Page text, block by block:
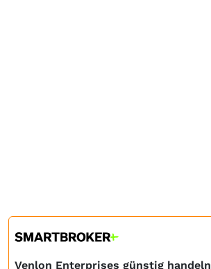
Venlon Enterprises günstig handeln